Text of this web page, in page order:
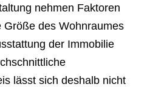
nehmen Faktoren
Größe des Wohnraumes
der Immobilie
lässt sich deshalb nicht